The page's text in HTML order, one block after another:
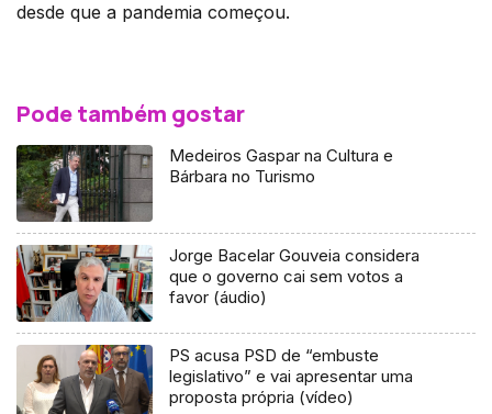
desde que a pandemia começou.
Pode também gostar
Medeiros Gaspar na Cultura e
Bárbara no Turismo
Jorge Bacelar Gouveia considera
que o governo cai sem votos a
favor (áudio)
PS acusa PSD de “embuste
legislativo” e vai apresentar uma
proposta própria (vídeo)